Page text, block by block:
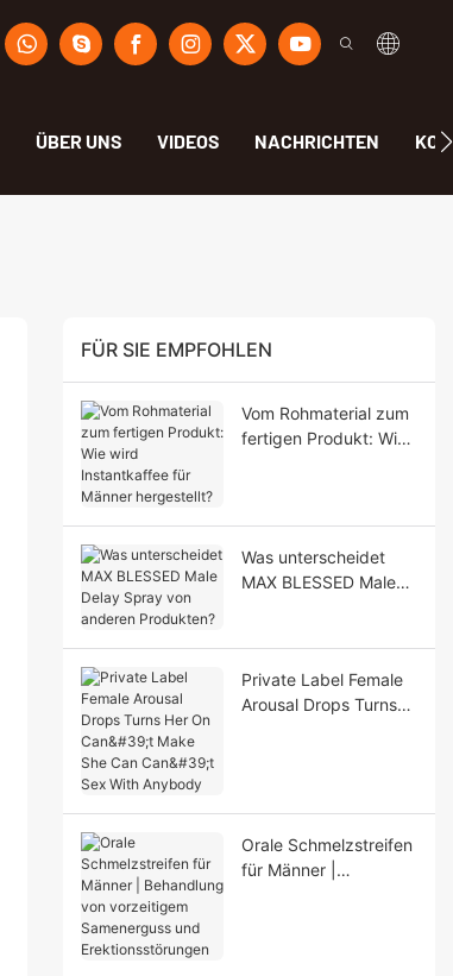
ÜBER UNS VIDEOS NACHRICHTEN
FÜR SIE EMPFOHLEN
Vom Rohmaterial zum
fertigen Produkt: Wie
Was unterscheidet
MAX BLESSED Male
Private Label Female
Arousal Drops Turns
Orale Schmelzstreifen
für Männer |